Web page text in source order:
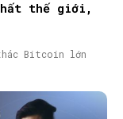
thế giới,
Bitcoin lớn